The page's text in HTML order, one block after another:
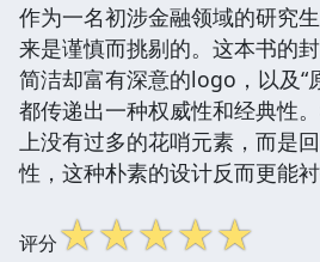
作为一名初涉金融领域的研究
来是谨慎而挑剔的。这本书的
简洁却富有深意的logo，以及“
都传递出一种权威性和经典性
上没有过多的花哨元素，而是
性，这种朴素的设计反而更能衬
评分☆☆☆☆☆